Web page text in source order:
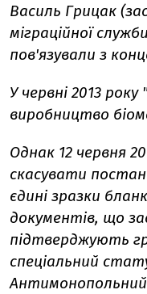
Василь Грицак
міграційної
пов'язували з
У червні 2013
виробництво
Однак 12 червня
скасувати
єдині зразки
документів, що
підтверджують
спеціальний
Антимонопольний